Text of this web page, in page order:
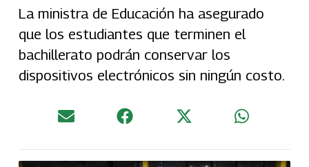
La ministra de Educación ha asegurado
que los estudiantes que terminen el
bachillerato podrán conservar los
dispositivos electrónicos sin ningún costo.